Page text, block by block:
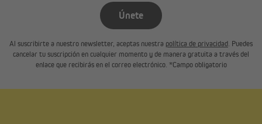
Únete
Al suscribirte a nuestro newsletter, aceptas nuestra política de privacidad. Puedes
cancelar tu suscripción en cualquier momento y de manera gratuita a través del
enlace que recibirás en el correo electrónico. *Campo obligatorio